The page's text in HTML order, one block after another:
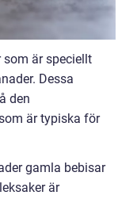
som är speciellt
Dessa
den
är typiska för
gamla bebisar
är